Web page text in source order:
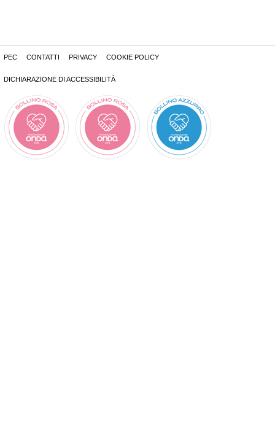
PEC CONTATTI PRIVACY COOKIE POLICY
DICHIARAZIONE DI ACCESSIBILITÀ